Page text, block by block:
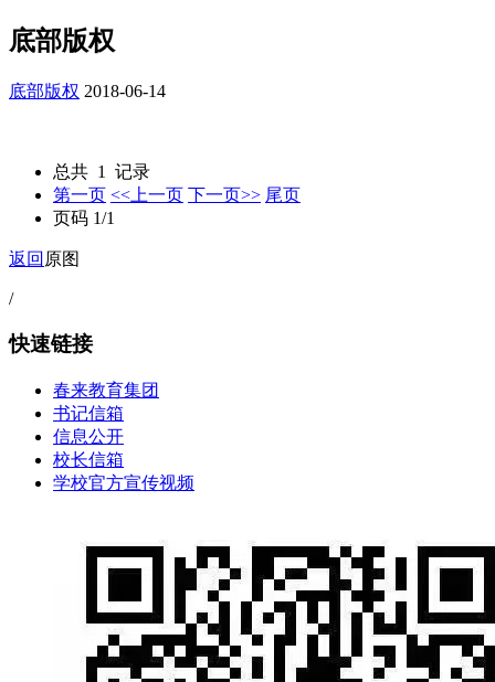
底部版权
底部版权 2018-06-14
总共 1 记录
第一页 <<上一页 下一页>> 尾页
页码 1/1
返回 原图
/
快速链接
春来教育集团
书记信箱
信息公开
校长信箱
学校官方宣传视频